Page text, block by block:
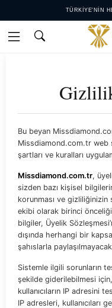
TÜRKIYE'NIN
12
KOLAY
Bu beyan
Missdiamond.com.tr web
şartları ve kuralları
Missdiamond.com.tr,
sizden bazı kişisel
korunması ve gizliliğinizin
ekibi olarak birinci
bilgiler, Üyelik
dışında herhangi bir
şahıslarla
Sistemle ilgili sorunların
şekilde giderilebilmesi
kullanıcıların IP adresini
IP adresleri, kullanıcıları